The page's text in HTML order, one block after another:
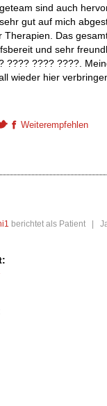
sind auch
gut auf mich
Therapien. Das
und sehr
???? ???? ????.
wieder hier
Weiterempfehlen
berichtet als Patient |